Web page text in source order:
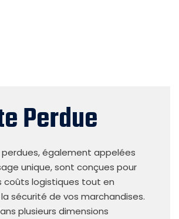
Perdue
également appelées
unique, sont conçues pour
coûts logistiques tout en
sécurité de vos marchandises.
plusieurs dimensions